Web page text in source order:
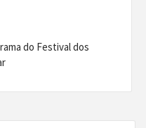
do Festival dos